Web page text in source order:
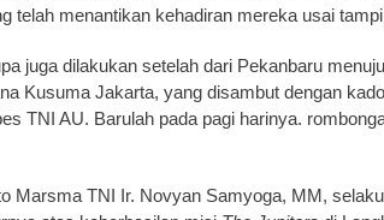
telah menantikan kehadiran mereka usai
juga dilakukan setelah dari Pekanbaru
Kusuma Jakarta, yang disambut dengan
TNI AU. Barulah pada pagi harinya.
Marsma TNI Ir. Novyan Samyoga, MM, selaku